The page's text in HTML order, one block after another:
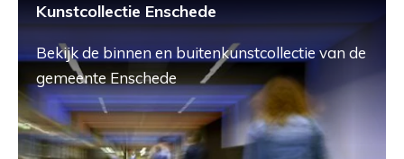
Kunstcollectie Enschede
Bekijk de binnen en buitenkunstcollectie van de
gemeente Enschede